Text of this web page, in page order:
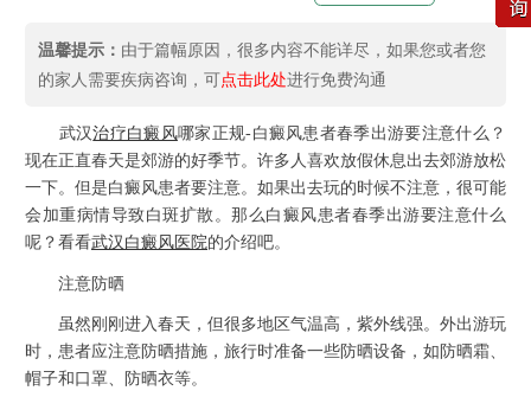
温馨提示： 由于篇幅原因，很多内容不能详尽，如果您或者您
的家人需要疾病咨询，可点击此处进行免费沟通
武汉治疗白癜风哪家正规-白癜风患者春季出游要注意什么？
现在正直春天是郊游的好季节。许多人喜欢放假休息出去郊游放松
一下。但是白癜风患者要注意。如果出去玩的时候不注意，很可能
会加重病情导致白斑扩散。那么白癜风患者春季出游要注意什么
呢？看看武汉白癜风医院的介绍吧。
注意防晒
虽然刚刚进入春天，但很多地区气温高，紫外线强。外出游玩
时，患者应注意防晒措施，旅行时准备一些防晒设备，如防晒霜、
帽子和口罩、防晒衣等。